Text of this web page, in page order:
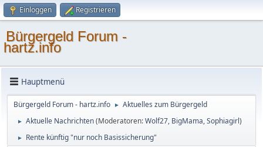
Einloggen Registrieren
Bürgergeld Forum -
hartz.info
Hauptmenü
Bürgergeld Forum - hartz.info ► Aktuelles zum Bürgergeld
► Aktuelle Nachrichten(Moderatoren:Wolf27, BigMama,Sophiagirl)
► Rente künftig "nur noch Basissicherung"